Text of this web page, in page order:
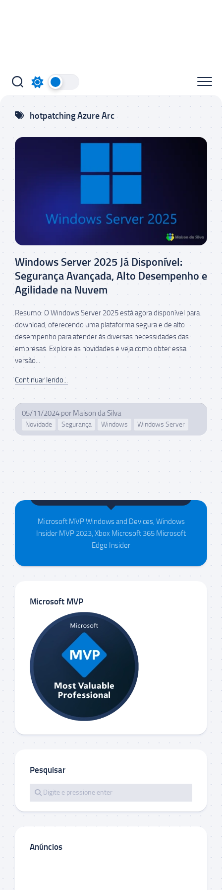
hotpatching Azure Arc
Windows Server 2025 Já Disponível:
Segurança Avançada, Alto Desempenho e
Agilidade na Nuvem
Resumo: O Windows Server 2025 está agora disponível para
download, oferecendo uma plataforma segura e de alto
desempenho para atender às diversas necessidades das
empresas. Explore as novidades e veja como obter essa
versão...
Continuar lendo...
05/11/2024 por Maison da Silva
Novidade Segurança Windows Windows Server
Maison da Silva
Microsoft MVP Windows and Devices, Windows
Insider MVP 2023, Xbox Microsoft 365 Microsoft
Edge Insider
Microsoft MVP
Pesquisar
Anúncios